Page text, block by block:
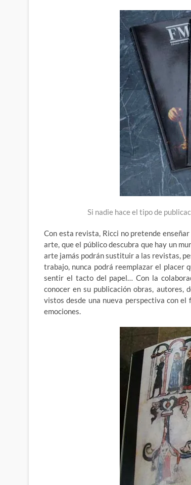
Si nadie hace el tipo de
Con esta revista, Ricci no pretende
arte, que el público descubra que hay un
arte jamás podrán sustituir a las revistas,
trabajo, nunca podrá reemplazar el placer
sentir el tacto del papel… Con la
conocer en su publicación obras,
vistos desde una nueva perspectiva con
emociones.